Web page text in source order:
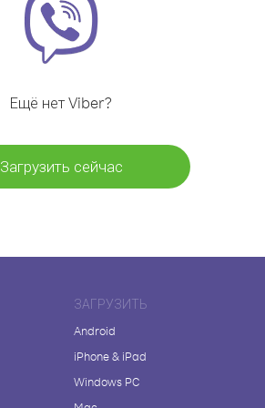
Ещё нет Viber?
Загрузить сейчас
ЗАГРУЗИТЬ
Android
iPhone & iPad
Windows PC